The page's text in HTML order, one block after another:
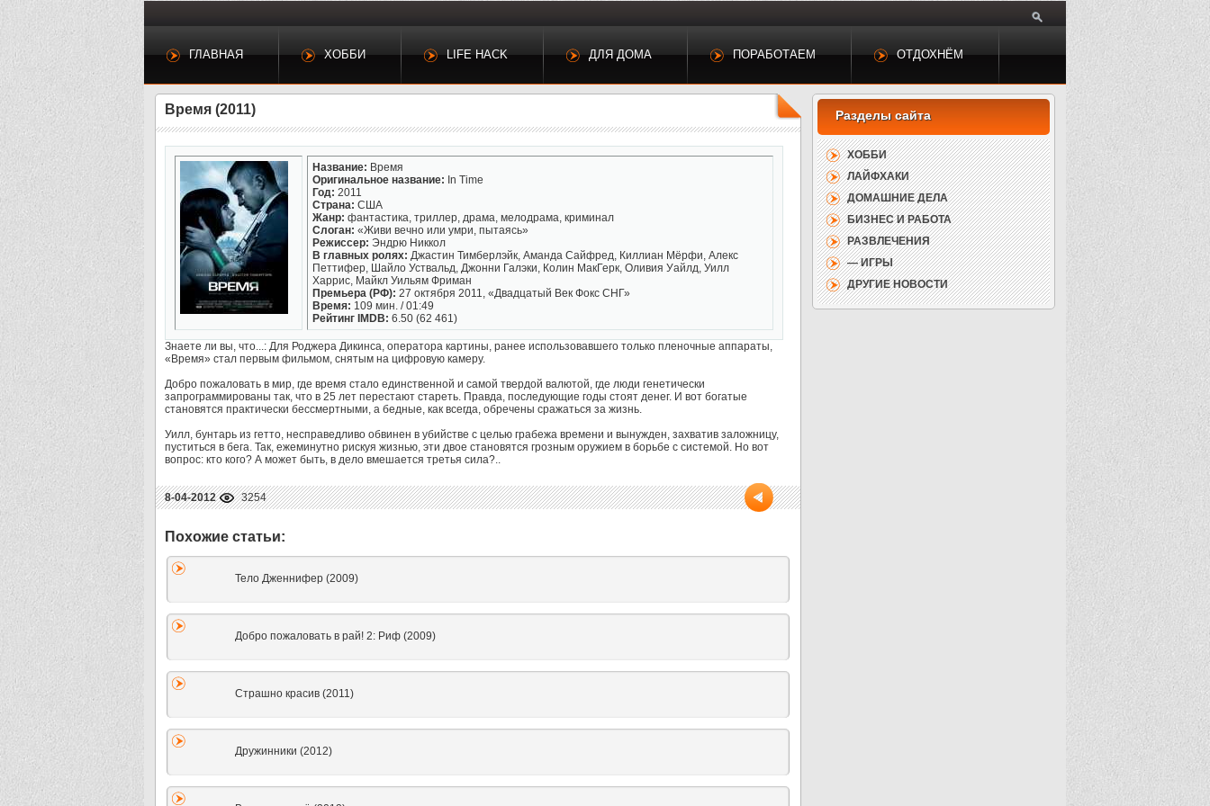
ГЛАВНАЯ ХОББИ LIFE HACK ДЛЯ ДОМА ПОРАБОТАЕМ ОТДОХНЁМ
Время (2011)
Название: Время
Оригинальное название: In Time
Год: 2011
Страна: США
Жанр: фантастика, триллер, драма, мелодрама, криминал
Слоган: «Живи вечно или умри, пытаясь»
Режиссер: Эндрю Никкол
В главных ролях: Джастин Тимберлэйк, Аманда Сайфред, Киллиан Мёрфи, Алекс
Петтифер, Шайло Уствальд, Джонни Галэки, Колин МакГерк, Оливия Уайлд, Уилл
Харрис, Майкл Уильям Фриман
Премьера (РФ): 27 октября 2011, «Двадцатый Век Фокс СНГ»
Время: 109 мин. / 01:49
Рейтинг IMDB: 6.50 (62 461)
Знаете ли вы, что...: Для Роджера Дикинса, оператора картины, ранее использовавшего только пленочные аппараты,
«Время» стал первым фильмом, снятым на цифровую камеру.
Добро пожаловать в мир, где время стало единственной и самой твердой валютой, где люди генетически
запрограммированы так, что в 25 лет перестают стареть. Правда, последующие годы стоят денег. И вот богатые
становятся практически бессмертными, а бедные, как всегда, обречены сражаться за жизнь.
Уилл, бунтарь из гетто, несправедливо обвинен в убийстве с целью грабежа времени и вынужден, захватив заложницу,
пуститься в бега. Так, ежеминутно рискуя жизнью, эти двое становятся грозным оружием в борьбе с системой. Но вот
вопрос: кто кого? А может быть, в дело вмешается третья сила?..
8-04-2012 3254
Тело Дженнифер (2009)
Добро пожаловать в рай! 2: Риф (2009)
Страшно красив (2011)
Дружинники (2012)
ХОББИ
ЛАЙФХАКИ
ДОМАШНИЕ ДЕЛА
БИЗНЕС И РАБОТА
РАЗВЛЕЧЕНИЯ
— ИГРЫ
ДРУГИЕ НОВОСТИ